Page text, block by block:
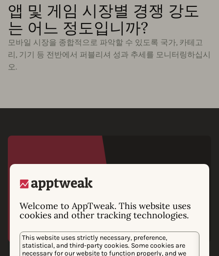
Welcome to AppTweak. This website uses
cookies and other tracking technologies.
This website uses strictly necessary, preference,
statistical, and third-party cookies. Some cookies are
necessary for our website to function properly, and we
앱 및 게임 시장별 경쟁 강도
는 어느 정도입니까?
모바일 시장을 종합적으로 파악할 수 있도록 국가, 카테고
리, 기기 등 전반에서 퍼블리셔 성과 추세를 모니터링하십시
오.